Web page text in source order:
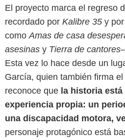
El proyecto marca el regreso
recordado por Kalibre 35 y
comoAmas de casa
asesinas y Tierra de cantores
Esta vez lo hace desde un
García, quien también firma
reconoce que la historia
experiencia propia: un
una discapacidad motora,
personaje protagónico está